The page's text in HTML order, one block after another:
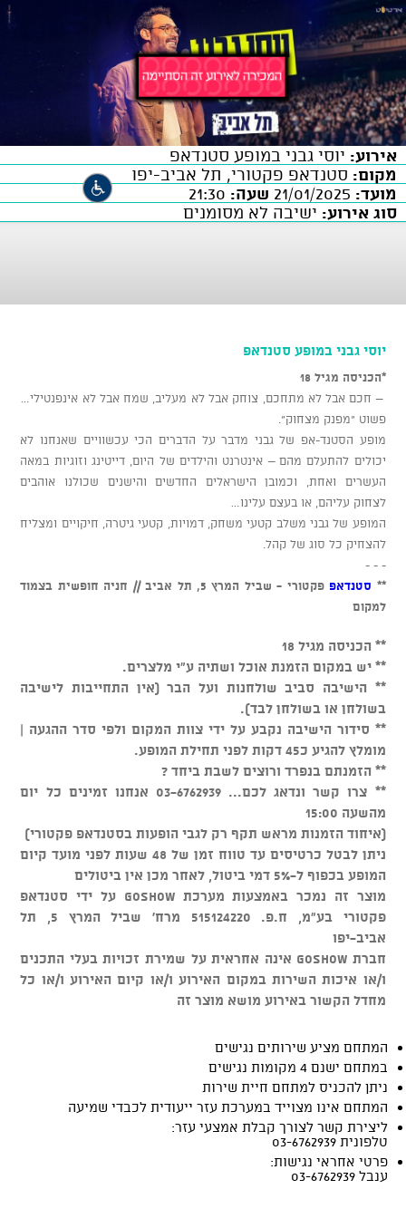
אירוע: יוסי גבני במופע סטנדאפ
מקום: סטנדאפ פקטורי, תל אביב-יפו
מועד:
שעה:
סוג אירוע: ישיבה לא מסומנים
יוסי גבני במופע סטנדאפ
*הכניסה מגיל 18
– חכם אבל לא מתחכם, צוחק אבל לא מעליב, שמח אבל לא אינפנטילי…
פשוט “מפנק מצחוק”.
מופע הסטנד-אפ של גבני מדבר על הדברים הכי עכשוויים שאנחנו לא
יכולים להתעלם מהם – אינטרנט והילדים של היום, דייטינג וזוגיות במאה
העשרים ואחת, וכמובן הישראלים החדשים והישנים שכולנו אוהבים
לצחוק עליהם, או בעצם עלינו…
המופע של גבני משלב קטעי משחק, דמויות, קטעי גיטרה, חיקויים ומצליח
להצחיק כל סוג של קהל.
- - -
** סטנדאפ
פקטורי - שביל המרץ 5, תל אביב // חניה חופשית בצמוד
למקום
** הכניסה מגיל 18
** יש במקום הזמנת אוכל ושתיה ע"י מלצרים.
** הישיבה סביב שולחנות ועל הבר (אין התחייבות לישיבה
בשולחן או בשולחן לבד).
** סידור הישיבה נקבע על ידי צוות המקום ולפי סדר ההגעה |
מומלץ להגיע כ45 דקות לפני תחילת המופע.
** הזמנתם בנפרד ורוצים לשבת ביחד ?
** צרו קשר ונדאג לכם... 03-6762939 אנחנו זמינים כל יום
מהשעה 15:00
(איחוד הזמנות מראש תקף רק לגבי הופעות בסטנדאפ פקטורי)
ניתן לבטל כרטיסים עד טווח זמן של 48 שעות לפני מועד קיום
המופע בכפוף ל-5% דמי ביטול, לאחר מכן אין ביטולים
מוצר זה נמכר באמצעות מערכת GOSHOW על ידי סטנדאפ
פקטורי בע"מ, ח.פ. 515124220 מרח' שביל המרץ 5, תל
אביב-יפו
חברת GOSHOW אינה אחראית על שמירת זכויות בעלי התכנים
ו/או איכות השירות במקום האירוע ו/או קיום האירוע ו/או כל
מחדל הקשור באירוע מושא מוצר זה
המתחם מציע שירותים נגישים
במתחם ישנם 4 מקומות נגישים
ניתן להכניס למתחם חיית שירות
המתחם אינו מצוייד במערכת עזר ייעודית לכבדי שמיעה
ליצירת קשר לצורך קבלת אמצעי עזר:
טלפונית 03-6762939
פרטי אחראי נגישות:
ענבל 03-6762939